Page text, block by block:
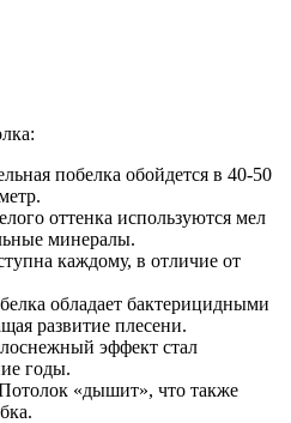
побелка обойдется в 40-50
оттенка используются мел
минералы.
каждому, в отличие от
обладает бактерицидными
развитие плесени.
эффект стал
годы.
«дышит», что также